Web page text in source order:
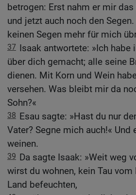
betrogen: Erst nahm er mir
und jetzt auch noch den
keinen Segen mehr für mich
37 Isaak antwortete: »Ich habe
über dich gemacht; alle seine
dienen. Mit Korn und Wein
versehen. Was bleibt mir da
Sohn?«
38 Esau sagte: »Hast du nur
Vater? Segne mich auch!« Und
weinen.
39 Da sagte Isaak: »Weit weg
wirst du wohnen, kein Tau
Land befeuchten,